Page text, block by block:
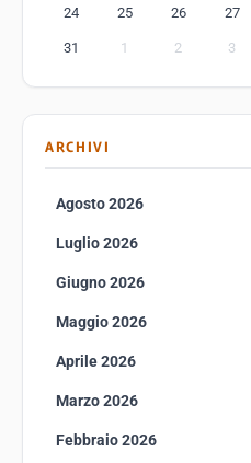
24 25 26 27
31 1 2 3
ARCHIVI
Agosto 2026
Luglio 2026
Giugno 2026
Maggio 2026
Aprile 2026
Marzo 2026
Febbraio 2026